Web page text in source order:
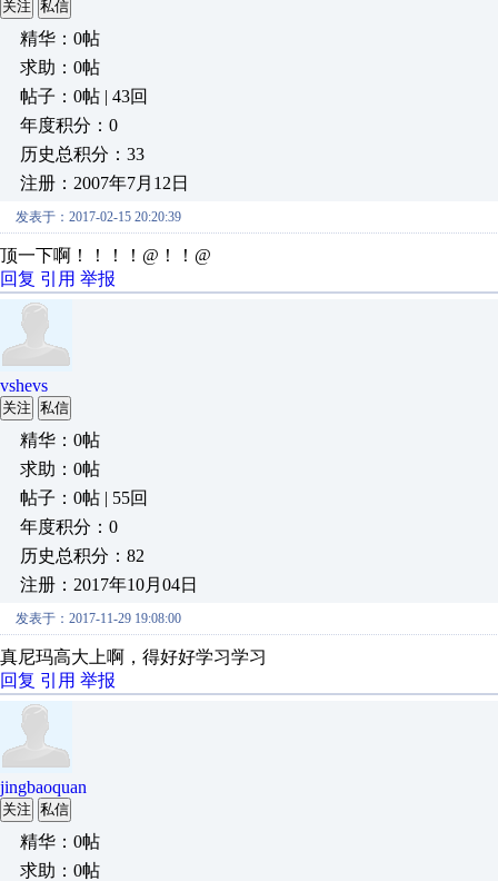
关注 私信
精华：0帖
求助：0帖
帖子：0帖 | 43回
年度积分：0
历史总积分：33
注册：2007年7月12日
发表于：2017-02-15 20:20:39
顶一下啊！！！！@！！@
回复 引用 举报
vshevs
关注 私信
精华：0帖
求助：0帖
帖子：0帖 | 55回
年度积分：0
历史总积分：82
注册：2017年10月04日
发表于：2017-11-29 19:08:00
真尼玛高大上啊，得好好学习学习
回复 引用 举报
jingbaoquan
关注 私信
精华：0帖
求助：0帖